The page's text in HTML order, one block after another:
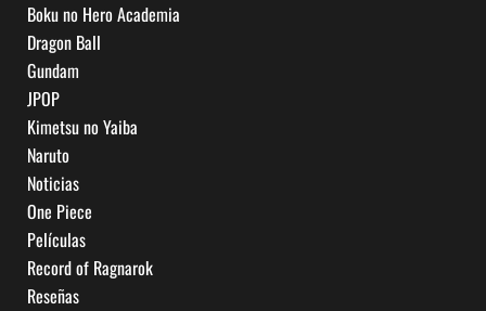
Boku no Hero Academia
Dragon Ball
Gundam
JPOP
Kimetsu no Yaiba
Naruto
Noticias
One Piece
Películas
Record of Ragnarok
Reseñas